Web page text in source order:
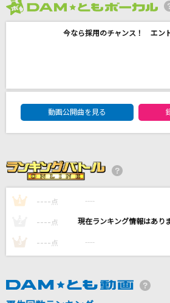
戦士よ、起ち上がれ!
遠藤正明
Mrs. GREEN APPLE
UVERworld
[生音]Mela!
緑黄色社会
感電(ビデオクリップバージョン)
米津玄師
君色に染まる
TOKOTOKO(西沢さんP)
今なら採用のチャンス！ エン
DAM★ともボーカルエントリ
動画公開曲を見る
1 ---- 点 ----
---- 点 ----
3 ---- 点 ----